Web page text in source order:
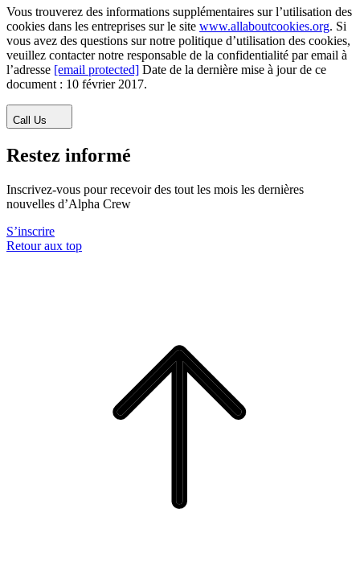
Vous trouverez des informations supplémentaires sur l’utilisation des
cookies dans les entreprises sur le site www.allaboutcookies.org. Si
vous avez des questions sur notre politique d’utilisation des cookies,
veuillez contacter notre responsable de la confidentialité par email à
l’adresse [email protected] Date de la dernière mise à jour de ce
document : 10 février 2017.
Call Us
Restez informé
Inscrivez-vous pour recevoir des tout les mois les dernières
nouvelles d’Alpha Crew
S’inscrire
Retour aux top